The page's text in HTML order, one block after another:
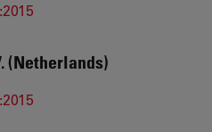
(Netherlands)